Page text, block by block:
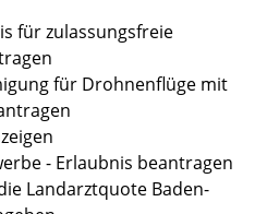
für zulassungsfreie
für Drohnenflüge mit
- Erlaubnis beantragen
Landarztquote Baden-